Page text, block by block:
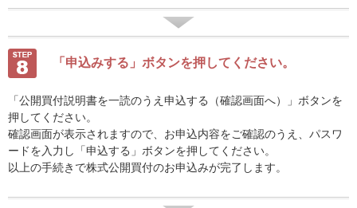
「申込みする」ボタンを押してください。
「公開買付説明書を一読のうえ申込する（確認画面へ）」ボタンを
押してください。
確認画面が表示されますので、お申込内容をご確認のうえ、パスワ
ードを入力し「申込する」ボタンを押してください。
以上の手続きで株式公開買付のお申込みが完了します。